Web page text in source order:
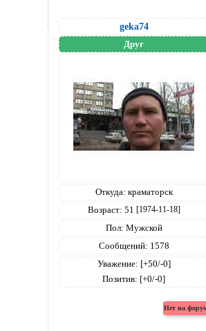
geka74
Друг
Откуда: краматорск
Возраст: 51 [1974-11-18]
Пол: Мужской
Сообщений: 1578
Уважение: [+50/-0]
Позитив: [+0/-0]